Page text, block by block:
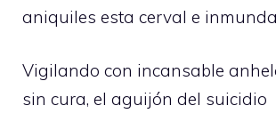
aniquiles esta cerval e
Vigilando con incansable
sin cura, el aguijón del suicidio